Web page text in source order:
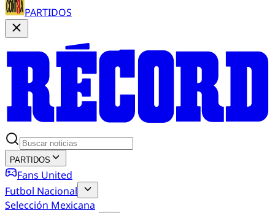
PARTIDOS
PARTIDOS
Fans United
Futbol Nacional
Selección Mexicana